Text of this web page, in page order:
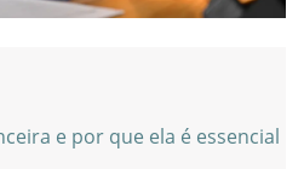
e por que ela é essencial